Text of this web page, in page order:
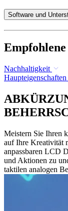
Software
Nachhaltigkeit
Haupteigenschaften
Meistern Sie Ihren
auf Ihre Kreativität
anpassbaren LCD
und Aktionen zu
taktilen analogen